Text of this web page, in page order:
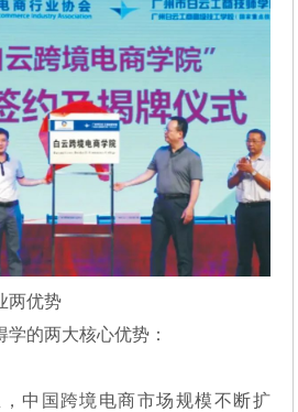
两优势
的两大核心优势：
中国跨境电商市场规模不断扩